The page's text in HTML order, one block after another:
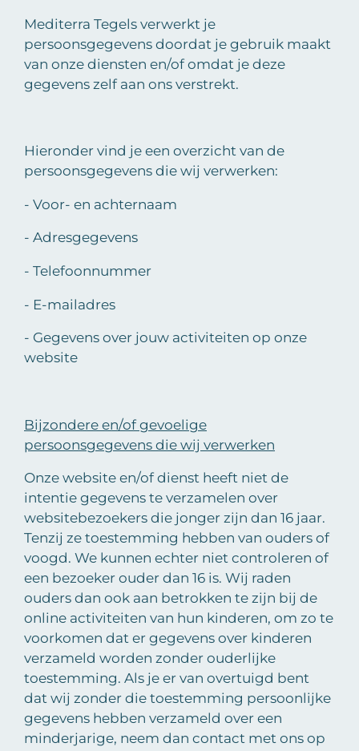
Mediterra Tegels verwerkt je
persoonsgegevens doordat je gebruik maakt
van onze diensten en/of omdat je deze
gegevens zelf aan ons verstrekt.
Hieronder vind je een overzicht van de
persoonsgegevens die wij verwerken:
- Voor- en achternaam
- Adresgegevens
- Telefoonnummer
- E-mailadres
- Gegevens over jouw activiteiten op onze
website
Bijzondere en/of gevoelige
persoonsgegevens die wij verwerken
Onze website en/of dienst heeft niet de
intentie gegevens te verzamelen over
websitebezoekers die jonger zijn dan 16 jaar.
Tenzij ze toestemming hebben van ouders of
voogd. We kunnen echter niet controleren of
een bezoeker ouder dan 16 is. Wij raden
ouders dan ook aan betrokken te zijn bij de
online activiteiten van hun kinderen, om zo te
voorkomen dat er gegevens over kinderen
verzameld worden zonder ouderlijke
toestemming. Als je er van overtuigd bent
dat wij zonder die toestemming persoonlijke
gegevens hebben verzameld over een
minderjarige, neem dan contact met ons op